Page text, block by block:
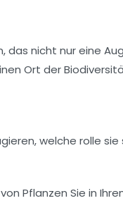
das nicht nur eine
Ort der
Pflanzen Sie in